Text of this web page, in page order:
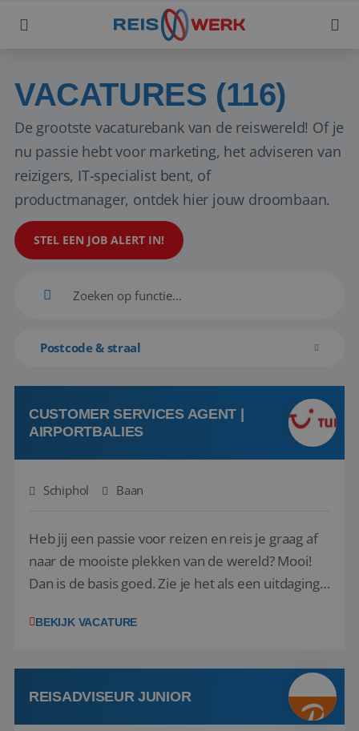
VACATURES (116)
De grootste vacaturebank van de reiswereld! Of je
nu passie hebt voor marketing, het adviseren van
reizigers, IT-specialist bent, of
productmanager, ontdek hier jouw droombaan.
STEL EEN JOB ALERT IN!
Postcode & straal
CUSTOMER SERVICES AGENT |
AIRPORTBALIES
Schiphol Baan
Heb jij een passie voor reizen en reis je graag af
naar de mooiste plekken van de wereld? Mooi!
Dan is de basis goed. Zie je het als een uitdaging
het samenstellen en boeken van de perfecte
deze onderdelen zijn nu samen gevoegd...
BEKIJK VACATURE
REISADVISEUR JUNIOR